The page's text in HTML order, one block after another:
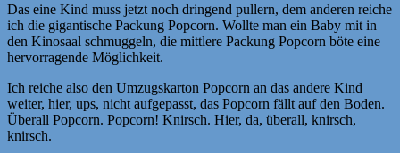
Das eine Kind muss jetzt noch dringend pullern, dem anderen reiche
ich die gigantische Packung Popcorn. Wollte man ein Baby mit in
den Kinosaal schmuggeln, die mittlere Packung Popcorn böte eine
hervorragende Möglichkeit.
Ich reiche also den Umzugskarton Popcorn an das andere Kind
weiter, hier, ups, nicht aufgepasst, das Popcorn fällt auf den Boden.
Überall Popcorn. Popcorn! Knirsch. Hier, da, überall, knirsch,
knirsch.